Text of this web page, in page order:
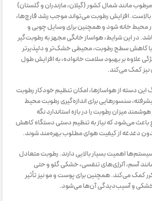
مانند شمال کشور (گیلان، مازندران و گلستان)
افزایش رطوبت می‌تواند موجب رشد قارچ‌ها،
محیط خانه شود و همچنین برای وسایل چوبی و
در این شرایط، هواساز خانگی مجهز به رطوبت‌گیر
کاهش سطح رطوبت، محیطی خشک‌تر و دلپذیرتر
علاوه بر بهبود سلامت خانواده، به افزایش طول
نیز کمک می‌کند.
این دسته از هواسازها، امکان تنظیم خودکار رطوبت
سنسورهایی برای اندازه‌گیری رطوبت محیط
میزان رطوبت را در بازه استاندارد نگه
باعث می‌شود که نیاز به تنظیم دستی دستگاه کاهش
دغدغه از کیفیت هوای مطلوب بهره‌مند شوند.
اهمیت بسیار بالایی دارند. رطوبت متعادل
آسم، آلرژی‌های تنفسی، خشکی گلو و حتی
کمک می‌کند. همچنین برای پوست و مو نیز تأثیر
خشکی و آسیب‌دیدگی آن‌ها می‌شود.